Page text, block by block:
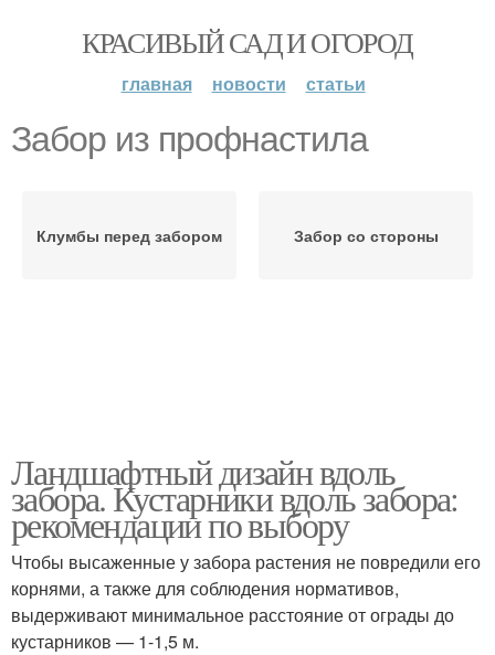
КРАСИВЫЙ САД И ОГОРОД
главная новости статьи
Забор из профнастила
Клумбы перед забором Забор со стороны
Ландшафтный дизайн вдоль
забора. Кустарники вдоль забора:
рекомендации по выбору
Чтобы высаженные у забора растения не повредили его
корнями, а также для соблюдения нормативов,
выдерживают минимальное расстояние от ограды до
кустарников — 1-1,5 м.